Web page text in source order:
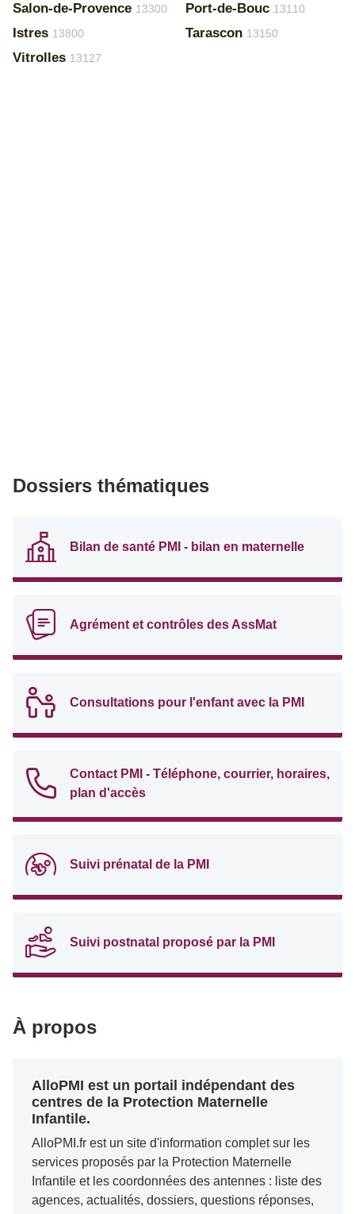
Salon-de-Provence 13300
Istres 13800
Vitrolles 13127
Port-de-Bouc 13110
Tarascon 13150
Dossiers thématiques
Bilan de santé PMI - bilan en maternelle
Agrément et contrôles des AssMat
Consultations pour l'enfant avec la PMI
Contact PMI - Téléphone, courrier, horaires,
plan d'accès
Suivi prénatal de la PMI
Suivi postnatal proposé par la PMI
À propos
AlloPMI est un portail indépendant des
centres de la Protection Maternelle
Infantile.
AlloPMI.fr est un site d'information complet sur les
services proposés par la Protection Maternelle
Infantile et les coordonnées des antennes : liste des
agences, actualités, dossiers, questions réponses,